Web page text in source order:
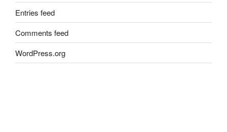
Entries feed
Comments feed
WordPress.org